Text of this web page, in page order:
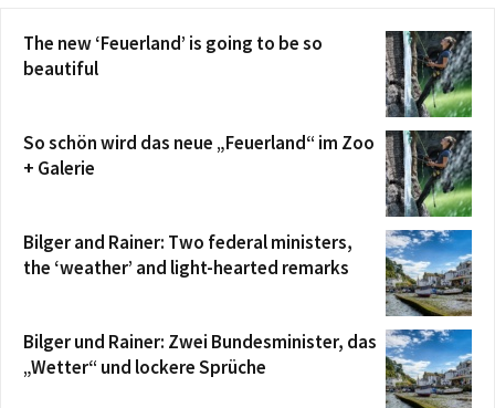
The new ‘Feuerland’ is going to be so
beautiful
So schön wird das neue „Feuerland“ im Zoo
+ Galerie
Bilger and Rainer: Two federal ministers,
the ‘weather’ and light-hearted remarks
Bilger und Rainer: Zwei Bundesminister, das
„Wetter“ und lockere Sprüche